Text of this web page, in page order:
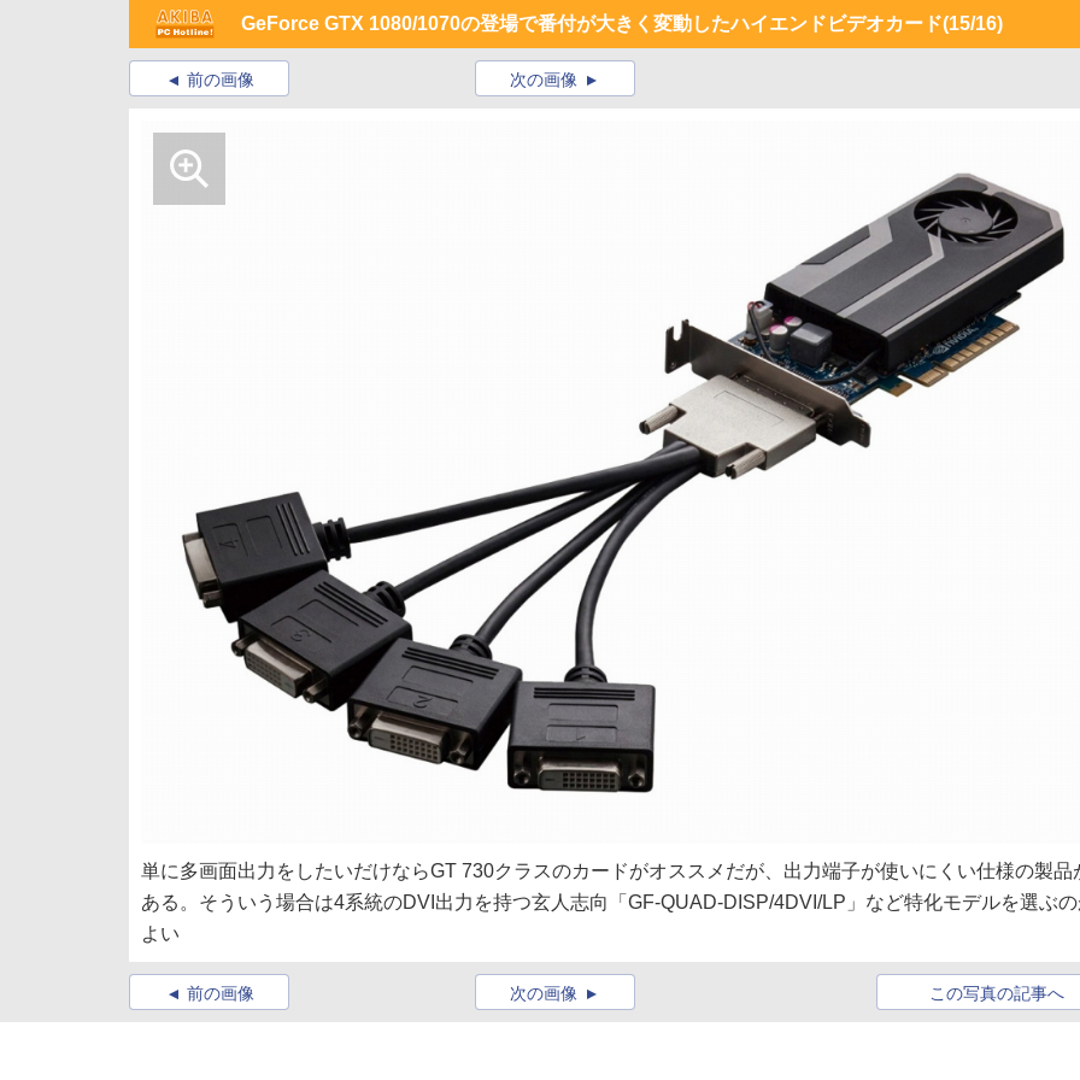
GeForce GTX 1080/1070の登場で番付が大きく変動したハイエンドビデオカード(15/16)
前の画像 次の画像
単に多画面出力をしたいだけならGT 730クラスのカードがオススメだが、出力端子が使いにくい仕様の製品
ある。そういう場合は4系統のDVI出力を持つ玄人志向「GF-QUAD-DISP/4DVI/LP」など特化モデルを選ぶ
よい
前の画像 この写真の記事へ
次の画像